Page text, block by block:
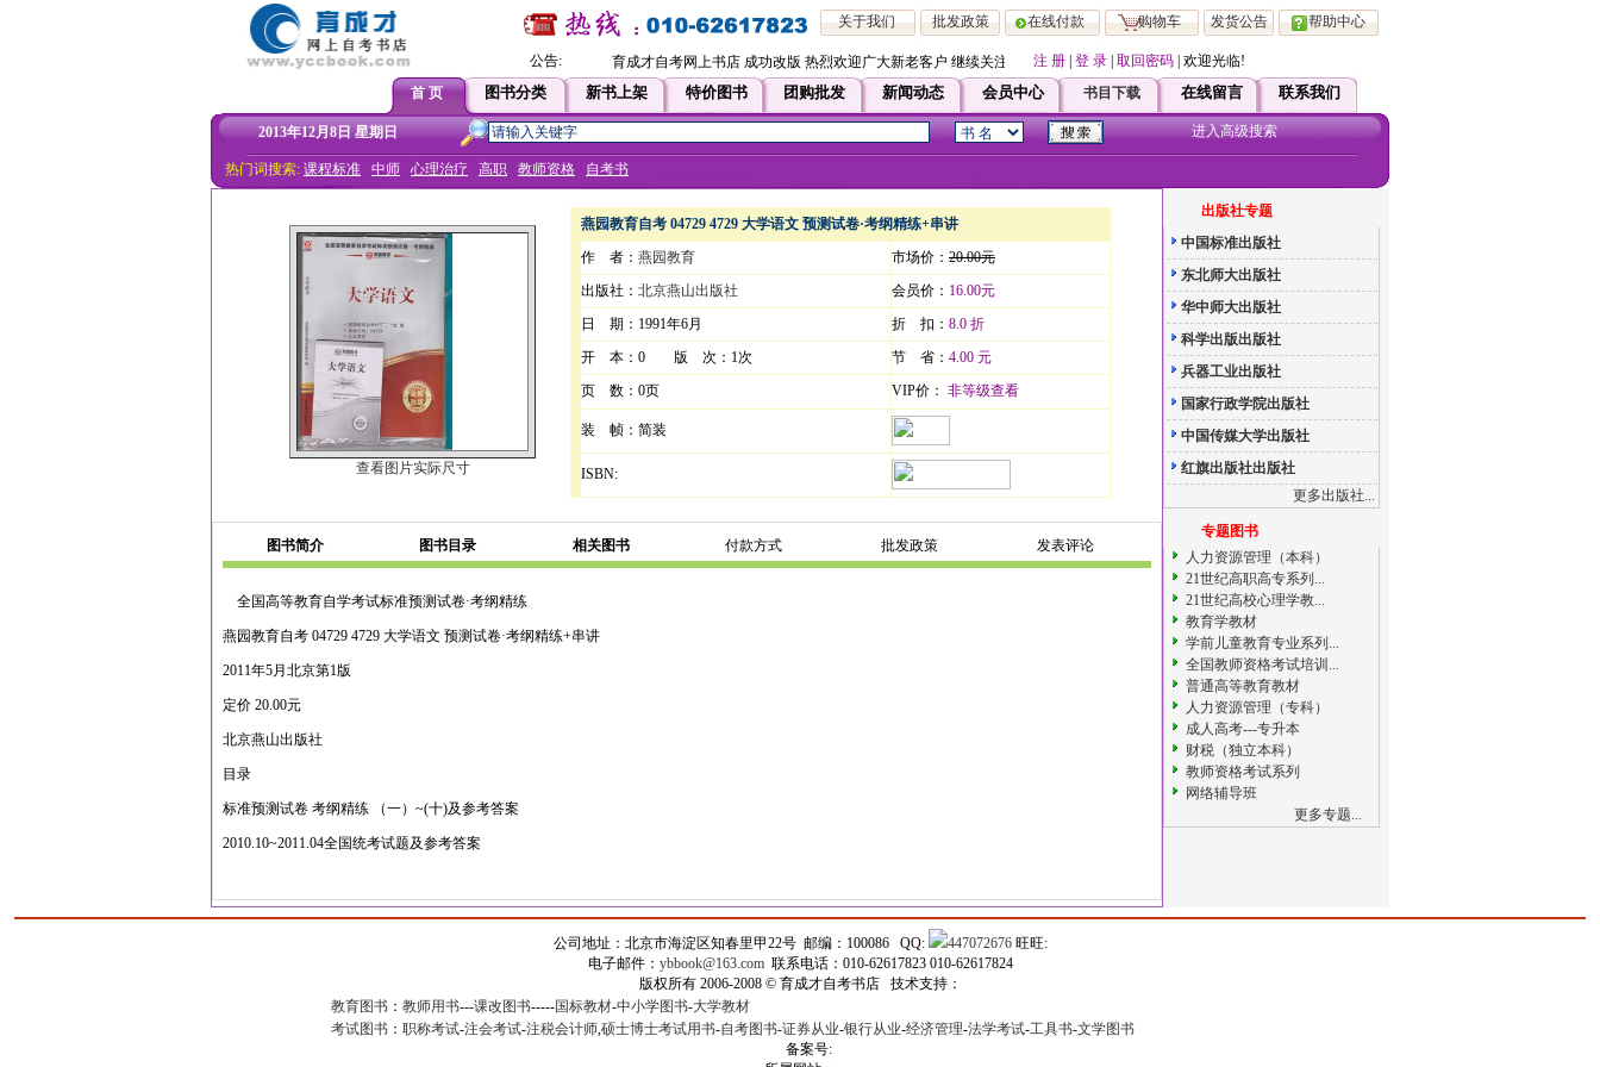
关于我们 批发政策 在线付款 购物车 发货公告 帮助中心
公告: 育成才自考网上书店 成功改版 热烈欢迎广大新老客户 继续关注！！即日起，凡在本站注册会员 均可直接享受ViP 服务！如有疑问请直接跟客服联系！
注 册 登 录 取回密码 | 欢迎光临!
首 页
图书分类 新书上架 特价图书 团购批发 新闻动态 会员中心 书目下载 在线留言 联系我们
2013年12月8日 星期日 进入高级搜索
热门词搜索: 课程标准 中师 心理治疗 高职 教师资格 自考书
查看图片实际尺寸
燕园教育自考 04729 4729 大学语文 预测试卷·考纲精练+串讲
作 者： 燕园教育 市场价： 20.00元
出版社： 北京燕山出版社 会员价： 16.00元
日 期：1991年6月
折 扣： 8.0 折
开 本：0 版 次：1次
节 省： 4.00 元
页 数：0页
VIP价： 非等级查看
装 帧：简装
ISBN:
图书简介 图书目录 相关图书 付款方式 批发政策 发表评论
全国高等教育自学考试标准预测试卷·考纲精练
燕园教育自考 04729 4729 大学语文 预测试卷·考纲精练+串讲
2011年5月北京第1版
定价 20.00元
北京燕山出版社
目录
标准预测试卷 考纲精练 （一）~(十)及参考答案
2010.10~2011.04全国统考试题及参考答案
出版社专题
中国标准出版社
东北师大出版社
华中师大出版社
科学出版出版社
兵器工业出版社
国家行政学院出版社
中国传媒大学出版社
红旗出版社出版社
更多出版社...
专题图书
人力资源管理（本科）
21世纪高职高专系列...
21世纪高校心理学教...
教育学教材
学前儿童教育专业系列...
全国教师资格考试培训...
普通高等教育教材
人力资源管理（专科）
成人高考---专升本
财税（独立本科）
教师资格考试系列
网络辅导班
更多专题...
公司地址：北京市海淀区知春里甲22号 邮编：100086 QQ: 447072676旺旺:
电子邮件： ybbook@163.com 联系电话：010-62617823 010-62617824
版权所有 2006-2008 © 育成才自考书店 技术支持：
教育图书 ： 教师用书---课改图书-----国标教材-中小学图书-大学教材
考试图书 ： 职称考试-注会考试-注税会计师,硕士博士考试用书-自考图书-证券从业-银行从业-经济管理-法学考试-工具书-文学图书
备案号: